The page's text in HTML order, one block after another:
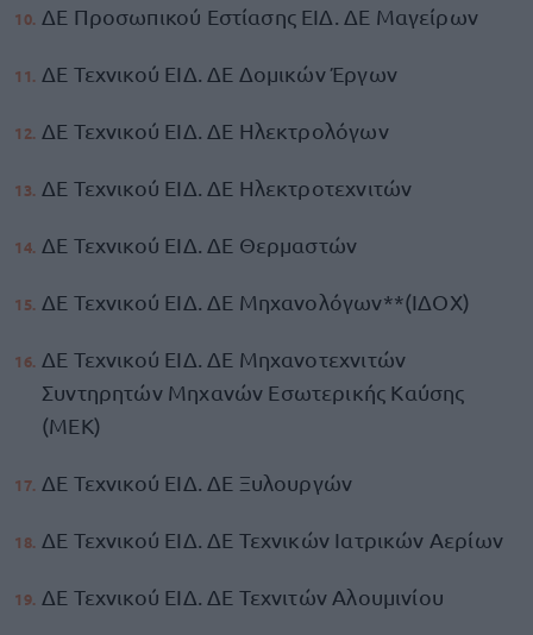
ΔΕ Προσωπικού Εστίασης ΕΙΔ. ΔΕ Μαγείρων
ΔΕ Τεχνικού ΕΙΔ. ΔΕ Δομικών Έργων
ΔΕ Τεχνικού ΕΙΔ. ΔΕ Ηλεκτρολόγων
ΔΕ Τεχνικού ΕΙΔ. ΔΕ Ηλεκτροτεχνιτών
ΔΕ Τεχνικού ΕΙΔ. ΔΕ Θερμαστών
ΔΕ Τεχνικού ΕΙΔ. ΔΕ Μηχανολόγων**(ΙΔΟΧ)
ΔΕ Τεχνικού ΕΙΔ. ΔΕ Μηχανοτεχνιτών
Συντηρητών Μηχανών Εσωτερικής Καύσης
(ΜΕΚ)
ΔΕ Τεχνικού ΕΙΔ. ΔΕ Ξυλουργών
ΔΕ Τεχνικού ΕΙΔ. ΔΕ Τεχνικών Ιατρικών Αερίων
ΔΕ Τεχνικού ΕΙΔ. ΔΕ Τεχνιτών Αλουμινίου